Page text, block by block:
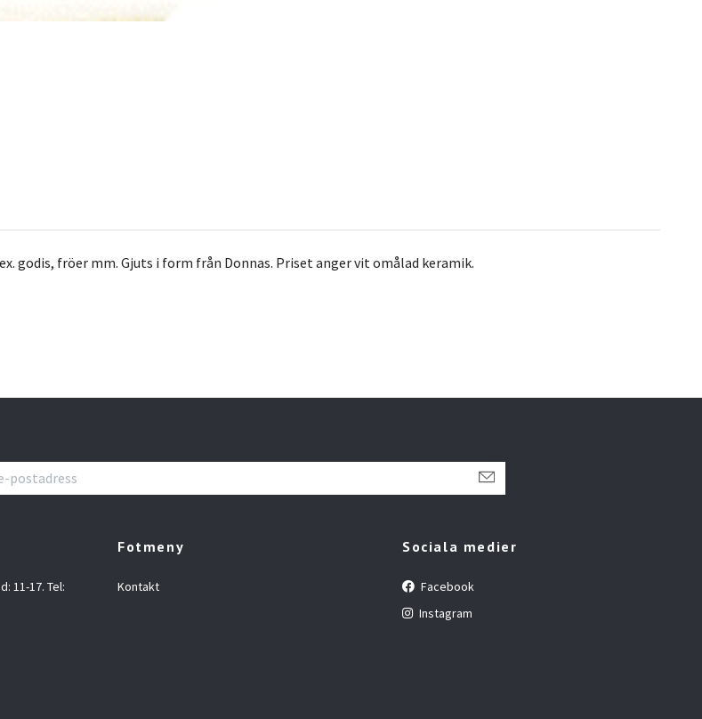
godis, fröer mm. Gjuts i form från Donnas. Priset anger vit omålad keramik.
11-17. Tel:
Fotmeny
Kontakt
Sociala medier
Facebook
Instagram